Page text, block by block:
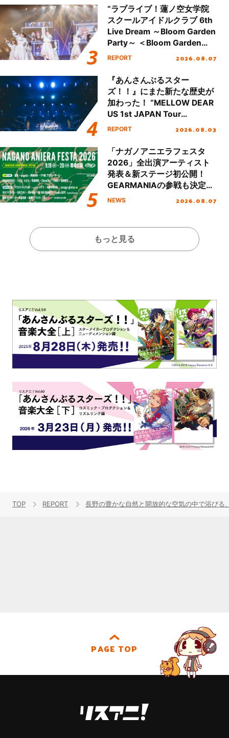
“ラブライブ！蓮ノ空女学院
スクールアイドルクラブ 6th
Live Dream ～Bloom Garden
Party～ ＜Bloom Garden
Party Stage／埼玉公演＞”
REPORT 2026.08.07
『あんさんぶるスター
ズ！！』にまた新たな歴史が
加わった！ “MELLOW DEAR
US 1st JAPAN Tour
Final「NICE to meet YOU
ート!!
REPORT 2026.08.03
「ナガノアニエラフェスタ
2026」全出演アーティスト
発表＆新ステージ初公開！
GEARMANIAの参戦も決定
し、初となる第3ステージの
NEWS 2026.08.07
もっと見る
TOP REPORT 長野の豊かな自然と開放的な空気の中で浴び
PAGE TOP